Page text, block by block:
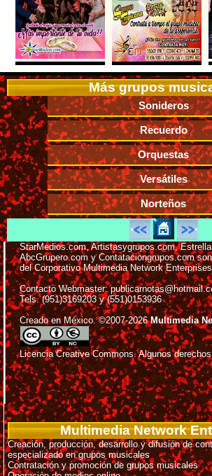
Más grupos
Sonideros
Recuerdo
Orquestas
Versátiles
Norteños
StarMedios.com, Artistasygrupos.com,
AbcGrupero.com y Contataciongrupos.com
del Corporativo Multimedia Network Enterprises
Contacto Webmaster:
Tels. (951)3169203 y (551)0153936
Creado en México. ©2007-2026Multimedia
Licencia Creative Commons. Algunos
Multimedia Network
Creación, producción, desarrollo y difusión de
especializado en grupos musicales
Contratación y promoción de grupos musicales